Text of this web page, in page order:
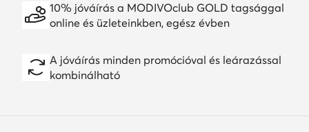
10% jóváírás a MODIVOclub GOLD tagsággal
online és üzleteinkben, egész évben
A jóváírás minden promócióval és leárazással
kombinálható